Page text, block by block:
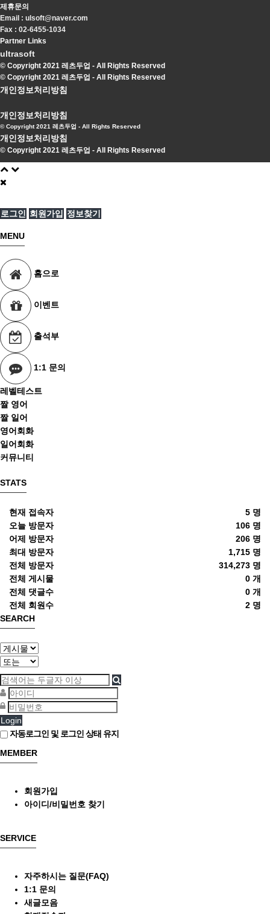
제휴문의
Email : ulsoft@naver.com
Fax : 02-6455-1034
Partner Links
ultrasoft
© Copyright 2021 레츠두업 - All Rights Reserved
© Copyright 2021 레츠두업 - All Rights Reserved
개인정보처리방침
개인정보처리방침
© Copyright 2021 레츠두업 - All Rights Reserved
개인정보처리방침
© Copyright 2021 레츠두업 - All Rights Reserved
로그인 회원가입 정보찾기
MENU
홈으로
이벤트
출석부
1:1 문의
레벨테스트
짤 영어
짤 일어
영어회화
일어회화
커뮤니티
STATS
5 명
현재 접속자
106 명
오늘 방문자
206 명
어제 방문자
1,715 명
최대 방문자
314,273 명
전체 방문자
0 개
전체 게시물
0 개
전체 댓글수
2 명
전체 회원수
SEARCH
Login
자동로그인 및 로그인 상태 유지
MEMBER
회원가입
아이디/비밀번호 찾기
SERVICE
자주하시는 질문(FAQ)
1:1 문의
새글모음